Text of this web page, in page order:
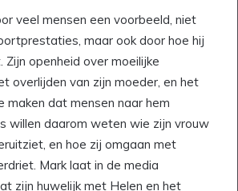
veel mensen een voorbeeld, niet
maar ook door hoe hij
openheid over moeilijke
overlijden van zijn moeder, en het
maken dat mensen naar hem
willen daarom weten wie zijn vrouw
en hoe zij omgaan met
Mark laat in de media
zijn huwelijk met Helen en het